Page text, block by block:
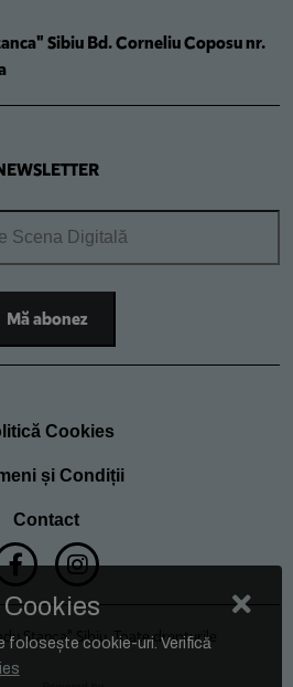
Sibiu Bd. Corneliu Coposu nr.
Cookies
și Condiții
Contact
Stanca" Sibiu. Toate drepturile
folosește cookie-uri. Verifică